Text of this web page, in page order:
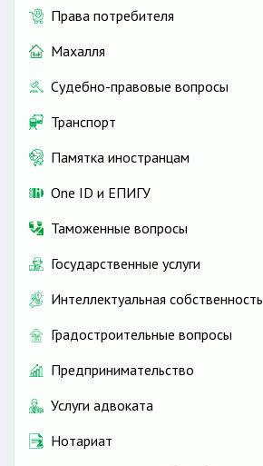
Права потребителя
Махалля
Судебно-правовые вопросы
Транспорт
Памятка иностранцам
One ID и ЕПИГУ
Таможенные вопросы
Государственные услуги
Интеллектуальная собственность
Градостроительные вопросы
Предпринимательство
Услуги адвоката
Нотариат